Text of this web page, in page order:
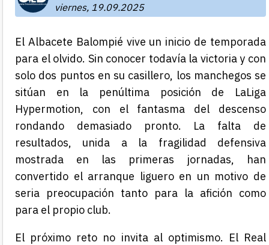
viernes, 19.09.2025
El Albacete Balompié vive un inicio de temporada
para el olvido. Sin conocer todavía la victoria y con
solo dos puntos en su casillero, los manchegos se
sitúan en la penúltima posición de LaLiga
Hypermotion, con el fantasma del descenso
rondando demasiado pronto. La falta de
resultados, unida a la fragilidad defensiva
mostrada en las primeras jornadas, han
convertido el arranque liguero en un motivo de
seria preocupación tanto para la afición como
para el propio club.
El próximo reto no invita al optimismo. El Real